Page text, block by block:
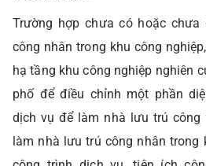
Trường hợp chưa có hoặc
công nhân trong khu công
hạ tầng khu công nghiệp nghiên
phố để điều chỉnh một phần
dịch vụ để làm nhà lưu trú công
làm nhà lưu trú công nhân trong